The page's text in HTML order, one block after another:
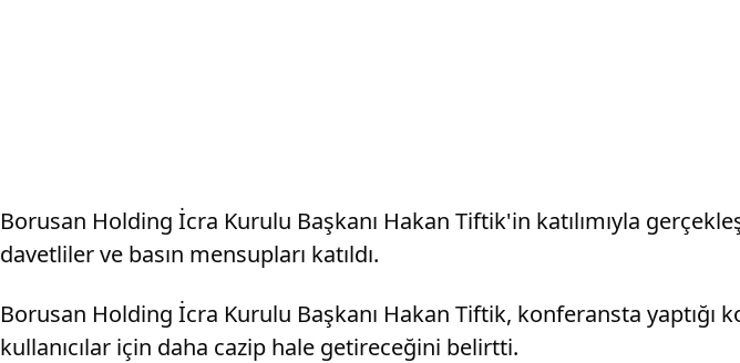
Borusan Holding İcra Kurulu Başkanı Hakan Tiftik'in katılımıyla
davetliler ve basın mensupları katıldı.
Borusan Holding İcra Kurulu Başkanı Hakan Tiftik, konferansta
kullanıcılar için daha cazip hale getireceğini belirtti.